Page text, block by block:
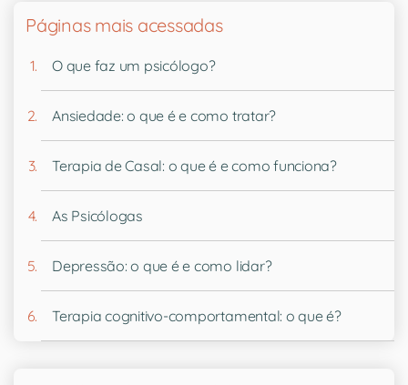
Páginas mais acessadas
O que faz um psicólogo?
Ansiedade: o que é e como tratar?
Terapia de Casal: o que é e como funciona?
As Psicólogas
Depressão: o que é e como lidar?
Terapia cognitivo-comportamental: o que é?